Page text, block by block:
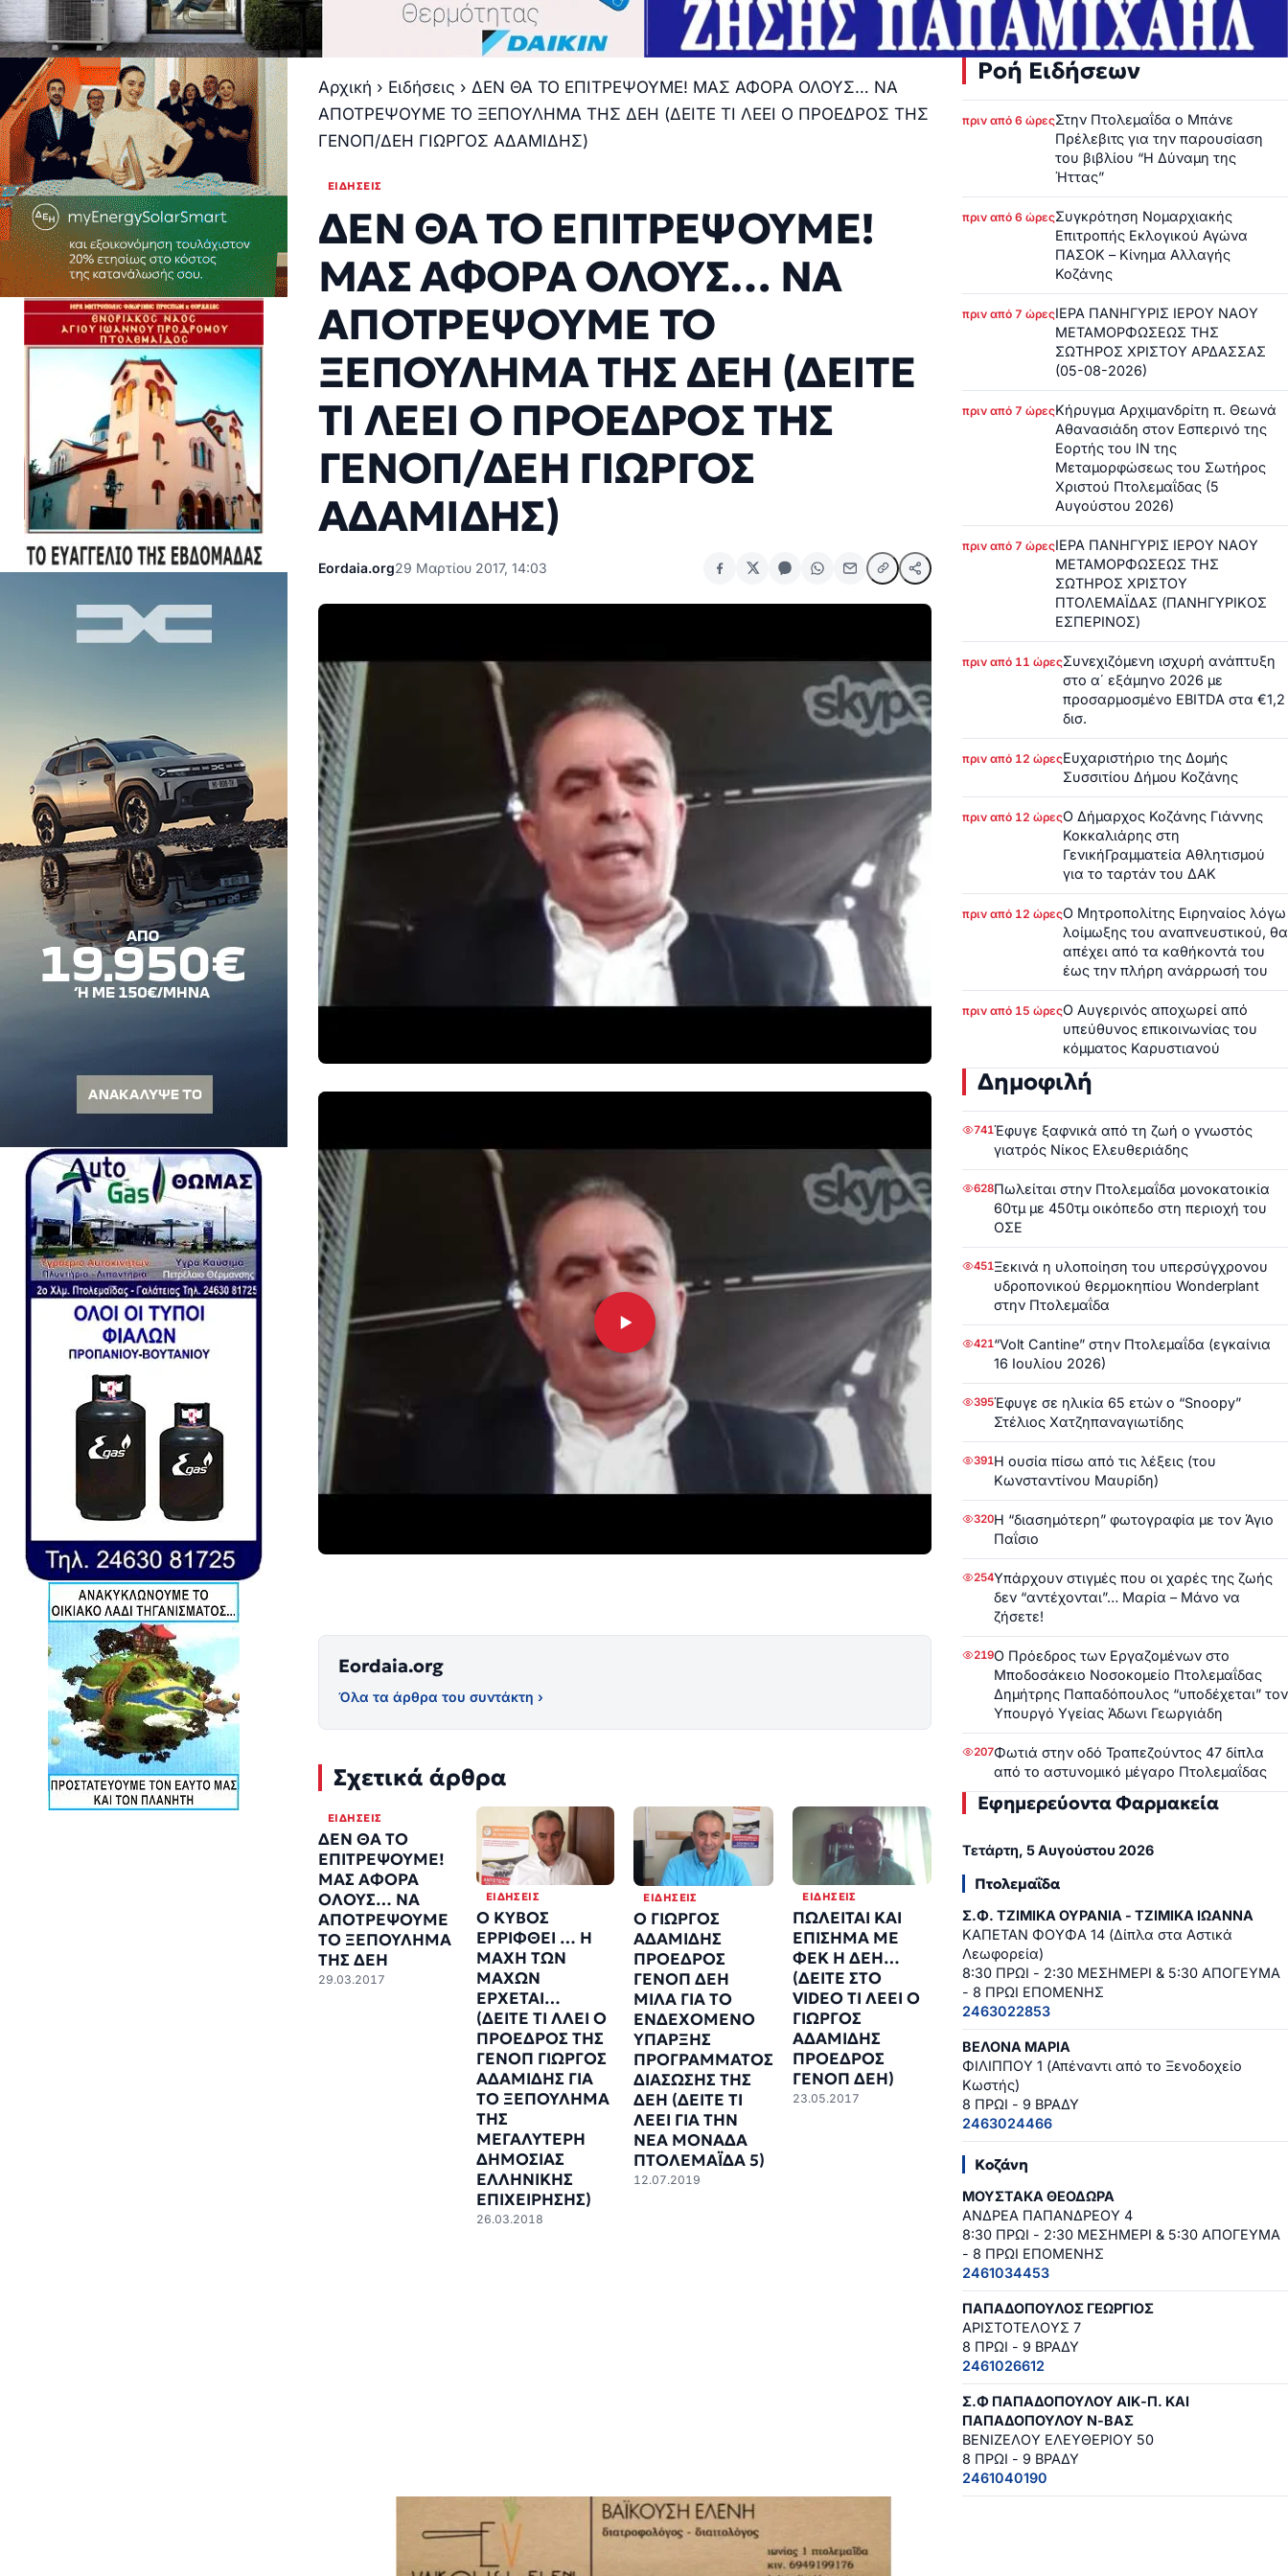
Αρχική › Ειδήσεις › ΔΕΝ ΘΑ ΤΟ ΕΠΙΤΡΕΨΟΥΜΕ! ΜΑΣ ΑΦΟΡΑ ΟΛΟΥΣ… ΝΑ
ΑΠΟΤΡΕΨΟΥΜΕ ΤΟ ΞΕΠΟΥΛΗΜΑ ΤΗΣ ΔΕΗ (ΔΕΙΤΕ ΤΙ ΛΕΕΙ Ο ΠΡΟΕΔΡΟΣ ΤΗΣ
ΓΕΝΟΠ/ΔΕΗ ΓΙΩΡΓΟΣ ΑΔΑΜΙΔΗΣ)
ΕΙΔΉΣΕΙΣ
ΔΕΝ ΘΑ ΤΟ ΕΠΙΤΡΕΨΟΥΜΕ!
ΜΑΣ ΑΦΟΡΑ ΟΛΟΥΣ… ΝΑ
ΑΠΟΤΡΕΨΟΥΜΕ ΤΟ
ΞΕΠΟΥΛΗΜΑ ΤΗΣ ΔΕΗ (ΔΕΙΤΕ
ΤΙ ΛΕΕΙ Ο ΠΡΟΕΔΡΟΣ ΤΗΣ
ΓΕΝΟΠ/ΔΕΗ ΓΙΩΡΓΟΣ
ΑΔΑΜΙΔΗΣ)
Eordaia.org29 Μαρτίου 2017, 14:03
Eordaia.org
Όλα τα άρθρα του συντάκτη ›
Σχετικά άρθρα
ΕΙΔΉΣΕΙΣ
ΔΕΝ ΘΑ ΤΟ
ΕΠΙΤΡΕΨΟΥΜΕ!
ΜΑΣ ΑΦΟΡΑ
ΟΛΟΥΣ… ΝΑ
ΑΠΟΤΡΕΨΟΥΜΕ
ΤΟ ΞΕΠΟΥΛΗΜΑ
ΤΗΣ ΔΕΗ
29.03.2017
ΕΙΔΉΣΕΙΣ
Ο ΚΥΒΟΣ
ΕΡΡΙΦΘΕΙ … Η
ΜΑΧΗ ΤΩΝ
ΜΑΧΩΝ
ΕΡΧΕΤΑΙ…
(ΔΕΙΤΕ ΤΙ ΛΛΕΙ Ο
ΠΡΟΕΔΡΟΣ ΤΗΣ
ΓΕΝΟΠ ΓΙΩΡΓΟΣ
ΑΔΑΜΙΔΗΣ ΓΙΑ
ΤΟ ΞΕΠΟΥΛΗΜΑ
ΤΗΣ
ΜΕΓΑΛΥΤΕΡΗ
ΔΗΜΟΣΙΑΣ
ΕΛΛΗΝΙΚΗΣ
ΕΠΙΧΕΙΡΗΣΗΣ)
26.03.2018
ΕΙΔΉΣΕΙΣ
Ο ΓΙΩΡΓΟΣ
ΑΔΑΜΙΔΗΣ
ΠΡΟΕΔΡΟΣ
ΓΕΝΟΠ ΔΕΗ
ΜΙΛΑ ΓΙΑ ΤΟ
ΕΝΔΕΧΟΜΕΝΟ
ΥΠΑΡΞΗΣ
ΠΡΟΓΡΑΜΜΑΤΟΣ
ΔΙΑΣΩΣΗΣ ΤΗΣ
ΔΕΗ (ΔΕΙΤΕ ΤΙ
ΛΕΕΙ ΓΙΑ ΤΗΝ
ΝΕΑ ΜΟΝΑΔΑ
ΠΤΟΛΕΜΑΪΔΑ 5)
12.07.2019
ΕΙΔΉΣΕΙΣ
ΠΩΛΕΙΤΑΙ ΚΑΙ
ΕΠΙΣΗΜΑ ΜΕ
ΦΕΚ Η ΔΕΗ…
(ΔΕΙΤΕ ΣΤΟ
VIDEO TI ΛΕΕΙ Ο
ΓΙΩΡΓΟΣ
ΑΔΑΜΙΔΗΣ
ΠΡΟΕΔΡΟΣ
ΓΕΝΟΠ ΔΕΗ)
23.05.2017
Ροή Ειδήσεων
πριν από 6 ώρεςΣτην Πτολεμαΐδα ο Μπάνε
Πρέλεβιτς για την παρουσίαση
του βιβλίου “Η Δύναμη της
Ήττας”
πριν από 6 ώρεςΣυγκρότηση Νομαρχιακής
Επιτροπής Εκλογικού Αγώνα
ΠΑΣΟΚ – Κίνημα Αλλαγής
Κοζάνης
πριν από 7 ώρεςΙΕΡΑ ΠΑΝΗΓΥΡΙΣ ΙΕΡΟΥ ΝΑΟΥ
ΜΕΤΑΜΟΡΦΩΣΕΩΣ ΤΗΣ
ΣΩΤΗΡΟΣ ΧΡΙΣΤΟΥ ΑΡΔΑΣΣΑΣ
(05-08-2026)
πριν από 7 ώρεςΚήρυγμα Αρχιμανδρίτη π. Θεωνά
Αθανασιάδη στον Εσπερινό της
Εορτής του ΙΝ της
Μεταμορφώσεως του Σωτήρος
Χριστού Πτολεμαΐδας (5
Αυγούστου 2026)
πριν από 7 ώρεςΙΕΡΑ ΠΑΝΗΓΥΡΙΣ ΙΕΡΟΥ ΝΑΟΥ
ΜΕΤΑΜΟΡΦΩΣΕΩΣ ΤΗΣ
ΣΩΤΗΡΟΣ ΧΡΙΣΤΟΥ
ΠΤΟΛΕΜΑΪΔΑΣ (ΠΑΝΗΓΥΡΙΚΟΣ
ΕΣΠΕΡΙΝΟΣ)
πριν από 11 ώρεςΣυνεχιζόμενη ισχυρή ανάπτυξη
στο α΄ εξάμηνο 2026 με
προσαρμοσμένο EBITDA στα €1,2
δισ.
πριν από 12 ώρεςΕυχαριστήριο της Δομής
Συσσιτίου Δήμου Κοζάνης
πριν από 12 ώρεςΟ Δήμαρχος Κοζάνης Γιάννης
Κοκκαλιάρης στη
ΓενικήΓραμματεία Αθλητισμού
για το ταρτάν του ΔΑΚ
πριν από 12 ώρεςΟ Μητροπολίτης Ειρηναίος λόγω
λοίμωξης του αναπνευστικού, θα
απέχει από τα καθήκοντά του
έως την πλήρη ανάρρωσή του
πριν από 15 ώρεςΟ Αυγερινός αποχωρεί από
υπεύθυνος επικοινωνίας του
κόμματος Καρυστιανού
Δημοφιλή
741Έφυγε ξαφνικά από τη ζωή ο γνωστός
γιατρός Νίκος Ελευθεριάδης
628Πωλείται στην Πτολεμαΐδα μονοκατοικία
60τμ με 450τμ οικόπεδο στη περιοχή του
ΟΣΕ
451Ξεκινά η υλοποίηση του υπερσύγχρονου
υδροπονικού θερμοκηπίου Wonderplant
στην Πτολεμαΐδα
421“Volt Cantine” στην Πτολεμαΐδα (εγκαίνια
16 Ιουλίου 2026)
395Έφυγε σε ηλικία 65 ετών ο “Snoopy”
Στέλιος Χατζηπαναγιωτίδης
391Η ουσία πίσω από τις λέξεις (του
Κωνσταντίνου Μαυρίδη)
320Η “διασημότερη” φωτογραφία με τον Άγιο
Παΐσιο
254Υπάρχουν στιγμές που οι χαρές της ζωής
δεν “αντέχονται”… Μαρία – Μάνο να
ζήσετε!
219Ο Πρόεδρος των Εργαζομένων στο
Μποδοσάκειο Νοσοκομείο Πτολεμαΐδας
Δημήτρης Παπαδόπουλος “υποδέχεται” τον
Υπουργό Υγείας Άδωνι Γεωργιάδη
207Φωτιά στην οδό Τραπεζούντος 47 δίπλα
από το αστυνομικό μέγαρο Πτολεμαΐδας
Εφημερεύοντα Φαρμακεία
Τετάρτη, 5 Αυγούστου 2026
Πτολεμαΐδα
Σ.Φ. ΤΖΙΜΙΚΑ ΟΥΡΑΝΙΑ - ΤΖΙΜΙΚΑ ΙΩΑΝΝΑ
ΚΑΠΕΤΑΝ ΦΟΥΦΑ 14 (Δίπλα στα Αστικά
Λεωφορεία)
8:30 ΠΡΩΙ - 2:30 ΜΕΣΗΜΕΡΙ & 5:30 ΑΠΟΓΕΥΜΑ
- 8 ΠΡΩΙ ΕΠΟΜΕΝΗΣ
2463022853
ΒΕΛΟΝΑ ΜΑΡΙΑ
ΦΙΛΙΠΠΟΥ 1 (Απέναντι από το Ξενοδοχείο
Κωστής)
8 ΠΡΩΙ - 9 ΒΡΑΔΥ
2463024466
Κοζάνη
ΜΟΥΣΤΑΚΑ ΘΕΟΔΩΡΑ
ΑΝΔΡΕΑ ΠΑΠΑΝΔΡΕΟΥ 4
8:30 ΠΡΩΙ - 2:30 ΜΕΣΗΜΕΡΙ & 5:30 ΑΠΟΓΕΥΜΑ
- 8 ΠΡΩΙ ΕΠΟΜΕΝΗΣ
2461034453
ΠΑΠΑΔΟΠΟΥΛΟΣ ΓΕΩΡΓΙΟΣ
ΑΡΙΣΤΟΤΕΛΟΥΣ 7
8 ΠΡΩΙ - 9 ΒΡΑΔΥ
2461026612
Σ.Φ ΠΑΠΑΔΟΠΟΥΛΟΥ ΑΙΚ-Π. ΚΑΙ
ΠΑΠΑΔΟΠΟΥΛΟΥ Ν-ΒΑΣ
ΒΕΝΙΖΕΛΟΥ ΕΛΕΥΘΕΡΙΟΥ 50
8 ΠΡΩΙ - 9 ΒΡΑΔΥ
2461040190